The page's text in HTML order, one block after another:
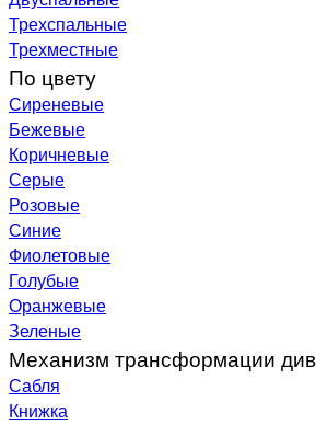
Трехспальные
Трехместные
По цвету
Сиреневые
Бежевые
Коричневые
Серые
Розовые
Синие
Фиолетовые
Голубые
Оранжевые
Зеленые
Механизм трансформации
Сабля
Книжка